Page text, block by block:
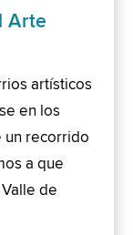
Arte
artísticos
en los
un recorrido
a que
de